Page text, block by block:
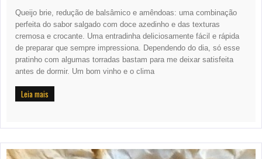
Queijo brie, redução de balsâmico e amêndoas: uma combinação
perfeita do sabor salgado com doce azedinho e das texturas
cremosa e crocante. Uma entradinha deliciosamente fácil e rápida
de preparar que sempre impressiona. Dependendo do dia, só esse
pratinho com algumas torradas bastam para me deixar satisfeita
antes de dormir. Um bom vinho e o clima
Leia mais